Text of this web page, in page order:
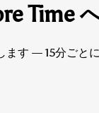
Time
す — 15分ごと